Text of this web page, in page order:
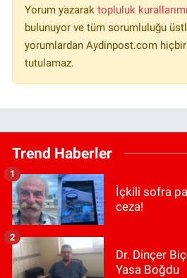
Yorum yazarak topluluk
bulunuyor ve tüm sorumluluğu
yorumlardan Aydinpost.com
tutulamaz.
Trend Haberler
İçkili sofra
ceza!
1
Dr. Dinçer
Yasa Boğdu
2